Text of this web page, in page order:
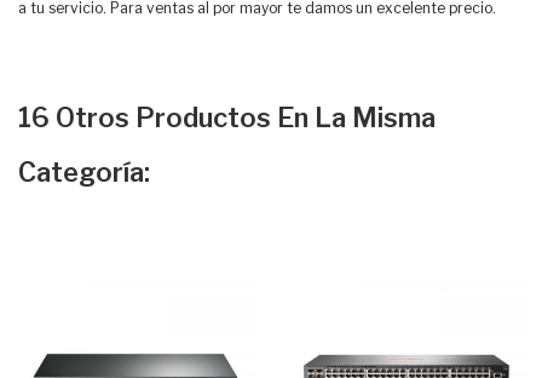
a tu servicio. Para ventas al por mayor te damos un excelente precio.
16 Otros Productos En La Misma
Categoría: